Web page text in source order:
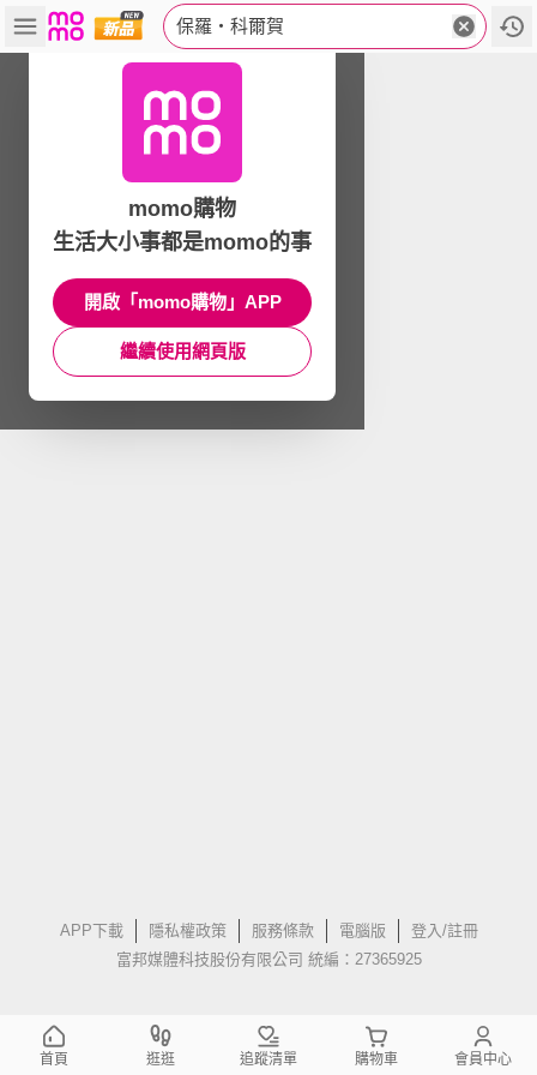
保羅‧科爾賀
APP下載 隱私權政策 服務條款 電腦版
登入/註冊
富邦媒體科技股份有限公司 統編：27365925
momo購物
生活大小事都是momo的事
開啟「momo購物」APP
繼續使用網頁版
首頁 逛逛 追蹤清單 購物車 會員中心